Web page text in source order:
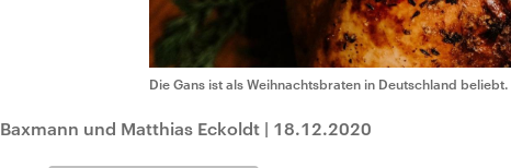
Die Gans ist als Weihnachtsbraten in Deutschland beliebt.
und Matthias Eckoldt | 18.12.2020